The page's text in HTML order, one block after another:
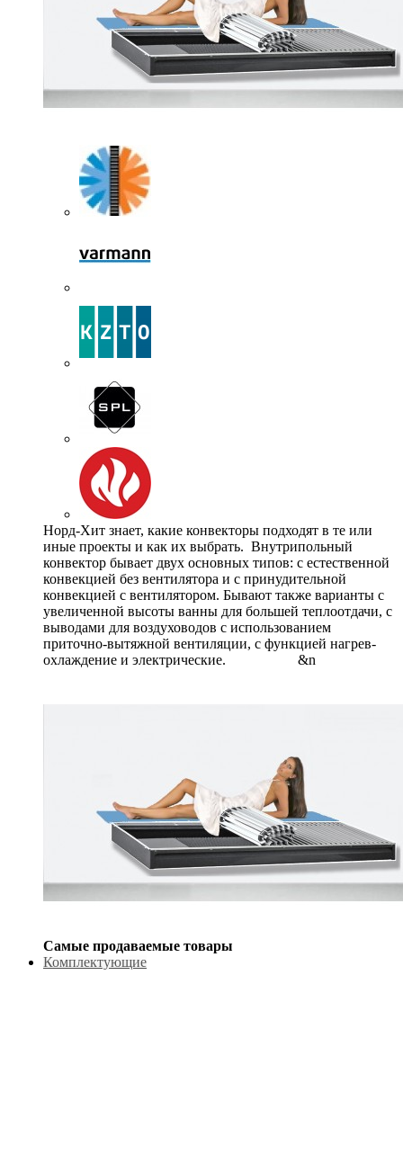
Норд-Хит знает, какие конвекторы подходят в те или
иные проекты и как их выбрать. Внутрипольный
конвектор бывает двух основных типов: с естественной
конвекцией без вентилятора и с принудительной
конвекцией с вентилятором. Бывают также варианты с
увеличенной высоты ванны для большей теплоотдачи, с
выводами для воздуховодов с использованием
приточно-вытяжной вентиляции, с функцией нагрев-
охлаждение и электрические. &n
Самые продаваемые товары
Комплектующие